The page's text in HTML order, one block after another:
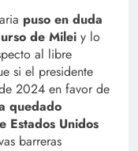
puso en duda
de Milei y lo
al libre
si el presidente
2024 en favor de
quedado
Estados Unidos
barreras